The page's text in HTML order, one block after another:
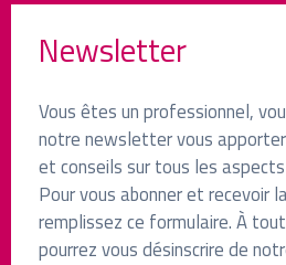
Newsletter
Vous êtes un professionnel,
notre newsletter vous
et conseils sur tous les
Pour vous abonner et recevoir
remplissez ce formulaire.À
pourrez vous désinscrire de